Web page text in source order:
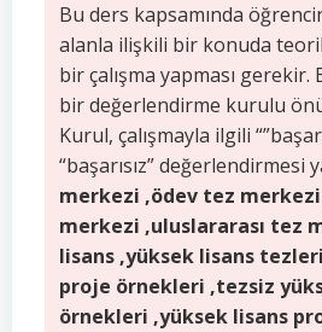
Bu ders kapsamında
alanla ilişkili bir konuda
bir çalışma yapması
bir değerlendirme kurulu
Kurul, çalışmayla ilgili
“başarısız” değerlendirmesi
merkezi ,ödev tez
merkezi ,uluslararası tez
lisans ,yüksek lisans
proje örnekleri ,tezsiz
örnekleri ,yüksek lisans